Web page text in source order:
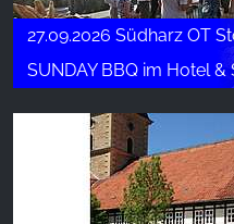
27.09.2026 Südharz OT
SUNDAY BBQ im Hotel & Spa